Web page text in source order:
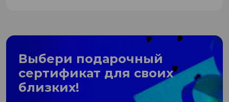
Выбери подарочный
сертификат для своих
близких!